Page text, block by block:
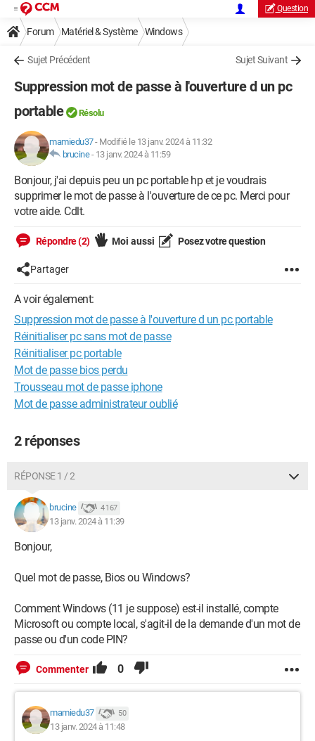
Question
Forum Matériel & Système Windows
Sujet Précédent Sujet Suivant
Suppression mot de passe à l'ouverture d un pc
portable
Résolu
mamiedu37- Modifié le 13 janv. 2024 à 11:32
brucine- 13 janv. 2024 à 11:59
Bonjour, j'ai depuis peu un pc portable hp et je voudrais
supprimer le mot de passe à l'ouverture de ce pc. Merci pour
votre aide. Cdlt.
Répondre (2) Moi aussi Posez votre question
Partager
A voir également:
Suppression mot de passe à l'ouverture d un pc portable
Réinitialiser pc sans mot de passe
Réinitialiser pc portable
Mot de passe bios perdu
Trousseau mot de passe iphone
Mot de passe administrateur oublié
2 réponses
RÉPONSE 1 / 2
brucine 4 167
13 janv. 2024 à 11:39
Bonjour,
Quel mot de passe, Bios ou Windows?
Comment Windows (11 je suppose) est-il installé, compte
Microsoft ou compte local, s'agit-il de la demande d'un mot de
passe ou d'un code PIN?
Commenter 0
mamiedu37 50
13 janv. 2024 à 11:48